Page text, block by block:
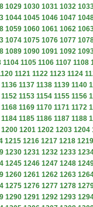
1029 1030 1031 1032
1044 1045 1046 1047
1059 1060 1061 1062
1074 1075 1076 1077
1089 1090 1091 1092
1104 1105 1106 1107 1108
1121 1122 1123 1124
1136 1137 1138 1139 1140
1152 1153 1154 1155 1156
1168 1169 1170 1171 1172
1184 1185 1186 1187 1188
1200 1201 1202 1203 1204
1215 1216 1217 1218 1219
1230 1231 1232 1233
1245 1246 1247 1248
1260 1261 1262 1263
1275 1276 1277 1278
1290 1291 1292 1293